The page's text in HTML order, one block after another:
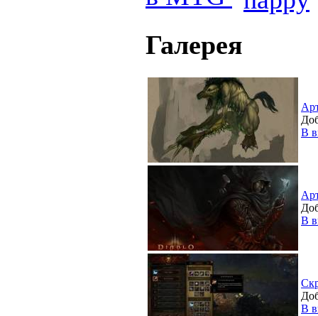
Галерея
В
В
В